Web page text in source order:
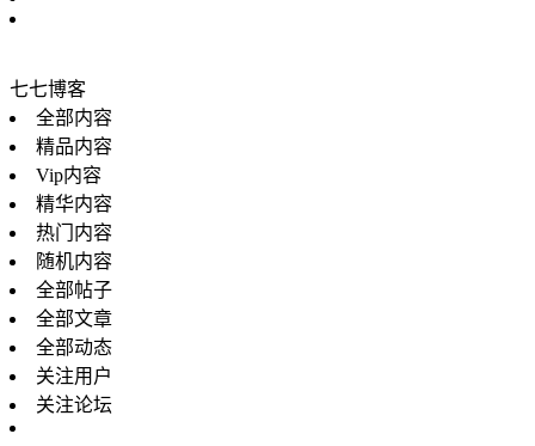
七七博客
全部内容
精品内容
Vip内容
精华内容
热门内容
随机内容
全部帖子
全部文章
全部动态
关注用户
关注论坛